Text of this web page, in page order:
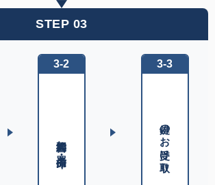
STEP 03
3-2
契約書に署名・捺印
3-3
鍵のお受け取り